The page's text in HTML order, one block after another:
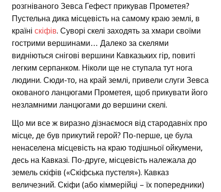
розгніваного Зевса Гефест прикував Прометея?
Пустельна дика місцевість на самому краю землі, в
країні скіфів. Суворі скелі заходять за хмари своїми
гострими вершинами… Далеко за скелями
видніються снігові вершини Кавказьких гір, повиті
легким серпанком. Ніколи ще не ступала тут нога
людини. Сюди-то, на край землі, привели слуги Зевса
окованого ланцюгами Прометея, щоб прикувати його
незламними ланцюгами до вершини скелі.
Що ми все ж виразно дізнаємося від стародавніх про
місце, де був прикутий герой? По-перше, це була
ненаселена місцевість на краю тодішньої ойкумени,
десь на Кавказі. По-друге, місцевість належала до
земель скіфів («Скіфська пустеля»). Кавказ
величезний. Скіфи (або кіммерійці – їх попередники)